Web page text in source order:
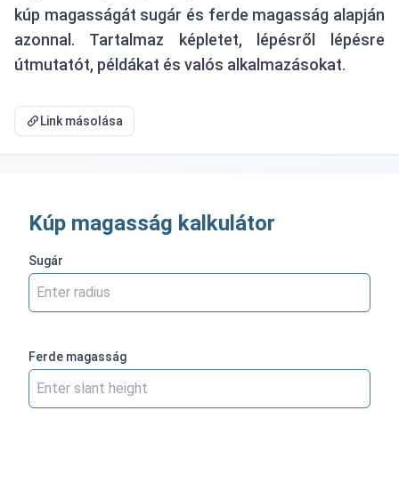
kúp magasságát sugár és ferde magasság alapján
azonnal. Tartalmaz képletet, lépésről lépésre
útmutatót, példákat és valós alkalmazásokat.
Link másolása
Kúp magasság kalkulátor
Sugár
Ferde magasság